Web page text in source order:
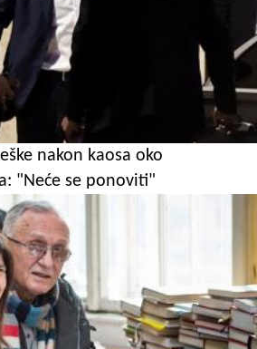
nakon kaosa oko
"Neće se ponoviti"